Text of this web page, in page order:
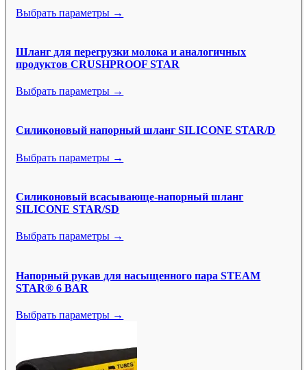
Выбрать параметры →
Шланг для перегрузки молока и аналогичных
продуктов CRUSHPROOF STAR
Выбрать параметры →
Силиконовый напорный шланг SILICONE STAR/D
Выбрать параметры →
Силиконовый всасывающе-напорный шланг
SILICONE STAR/SD
Выбрать параметры →
Напорный рукав для насыщенного пара STEAM
STAR® 6 BAR
Выбрать параметры →